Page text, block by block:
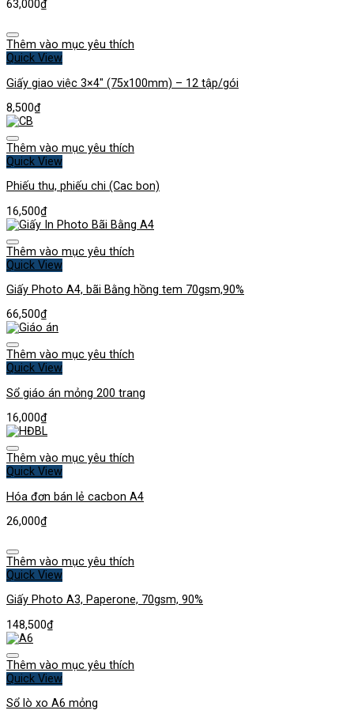
63,000₫
Thêm vào mục yêu thích
Quick View
Giấy giao việc 3×4″ (75x100mm) – 12 tập/gói
8,500₫
Thêm vào mục yêu thích
Quick View
Phiếu thu, phiếu chi (Cac bon)
16,500₫
Thêm vào mục yêu thích
Quick View
Giấy Photo A4, bãi Bằng hồng tem 70gsm,90%
66,500₫
Thêm vào mục yêu thích
Quick View
Sổ giáo án mỏng 200 trang
16,000₫
Thêm vào mục yêu thích
Quick View
Hóa đơn bán lẻ cacbon A4
26,000₫
Thêm vào mục yêu thích
Quick View
Giấy Photo A3, Paperone, 70gsm, 90%
148,500₫
Thêm vào mục yêu thích
Quick View
Sổ lò xo A6 mỏng